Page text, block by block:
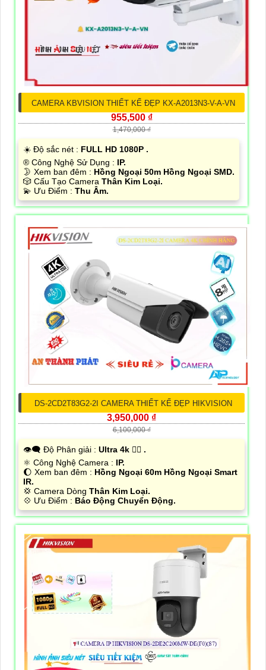
CAMERA KBVISION THIẾT KẾ ĐẸP KX-A2013N3-V-A-VN
955,500 ₫
1,470,000 ₫
☀️ Độ sắc nét : FULL HD 1080P .
®️ Công Nghệ Sử Dụng : IP.
🌛 Xem ban đêm : Hồng Ngoại 50m Hồng Ngoại SMD.
🎲 Cấu Tạo Camera Thân Kim Loại.
️💫 Ưu Điểm : Thu Âm.
DS-2CD2T83G2-2I CAMERA THIẾT KẾ ĐẸP HIKVISION
3,950,000 ₫
6,100,000 ₫
👁️‍🗨 Độ Phân giải : Ultra 4k 👍🏾 .
⚛️ Công Nghệ Camera : IP.
🌔 Xem ban đêm : Hồng Ngoại 60m Hồng Ngoại Smart
IR.
💢 Camera Dòng Thân Kim Loại.
️💠 Ưu Điểm : Báo Động Chuyển Động.